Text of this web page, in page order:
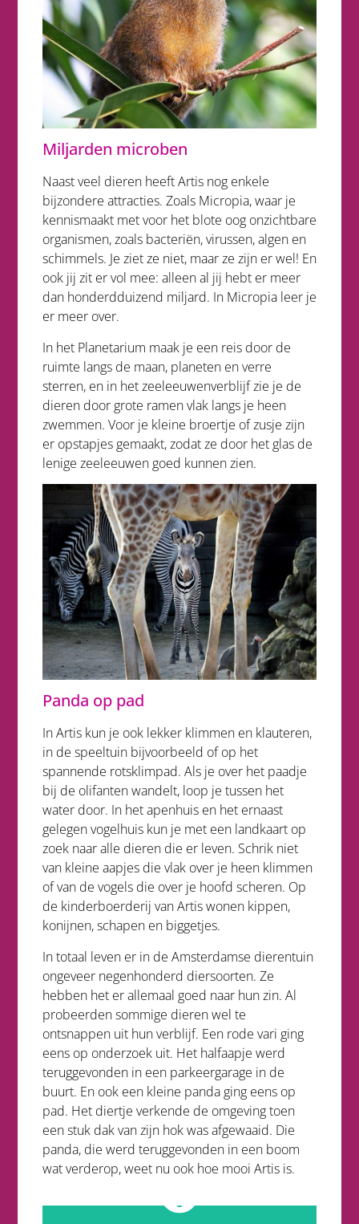
Miljarden microben
Naast veel dieren heeft Artis nog enkele
bijzondere attracties. Zoals Micropia, waar je
kennismaakt met voor het blote oog onzichtbare
organismen, zoals bacteriën, virussen, algen en
schimmels. Je ziet ze niet, maar ze zijn er wel! En
ook jij zit er vol mee: alleen al jij hebt er meer
dan honderdduizend miljard. In Micropia leer je
er meer over.
In het Planetarium maak je een reis door de
ruimte langs de maan, planeten en verre
sterren, en in het zeeleeuwenverblijf zie je de
dieren door grote ramen vlak langs je heen
zwemmen. Voor je kleine broertje of zusje zijn
er opstapjes gemaakt, zodat ze door het glas de
lenige zeeleeuwen goed kunnen zien.
Panda op pad
In Artis kun je ook lekker klimmen en klauteren,
in de speeltuin bijvoorbeeld of op het
spannende rotsklimpad. Als je over het paadje
bij de olifanten wandelt, loop je tussen het
water door. In het apenhuis en het ernaast
gelegen vogelhuis kun je met een landkaart op
zoek naar alle dieren die er leven. Schrik niet
van kleine aapjes die vlak over je heen klimmen
of van de vogels die over je hoofd scheren. Op
de kinderboerderij van Artis wonen kippen,
konijnen, schapen en biggetjes.
In totaal leven er in de Amsterdamse dierentuin
ongeveer negenhonderd diersoorten. Ze
hebben het er allemaal goed naar hun zin. Al
probeerden sommige dieren wel te
ontsnappen uit hun verblijf. Een rode vari ging
eens op onderzoek uit. Het halfaapje werd
teruggevonden in een parkeergarage in de
buurt. En ook een kleine panda ging eens op
pad. Het diertje verkende de omgeving toen
een stuk dak van zijn hok was afgewaaid. Die
panda, die werd teruggevonden in een boom
wat verderop, weet nu ook hoe mooi Artis is.